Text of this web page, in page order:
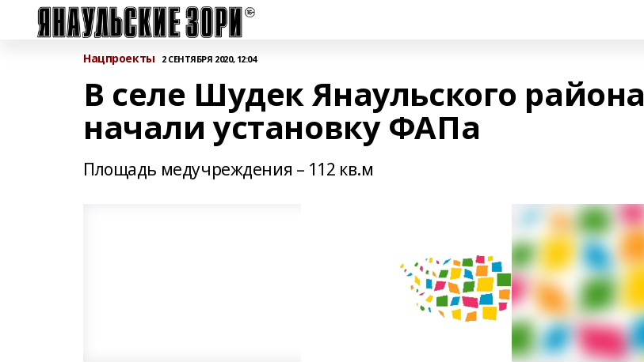
Нацпроекты 2 СЕНТЯБРЯ 2020, 12:04
В селе Шудек Янаульского района
начали установку ФАПа
Площадь медучреждения – 112 кв.м